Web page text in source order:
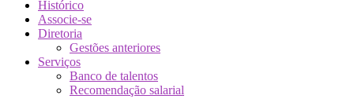
Histórico
Associe-se
Diretoria
Gestões anteriores
Serviços
Banco de talentos
Recomendação salarial